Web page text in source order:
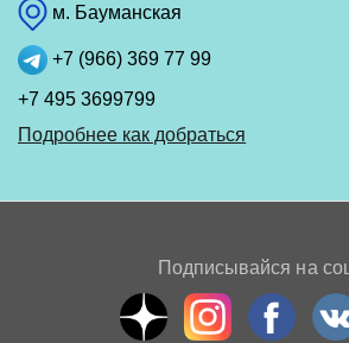
м. Бауманская
+7 (966) 369 77 99
+7 495 3699799
Подробнее как добраться
Подписывайся на